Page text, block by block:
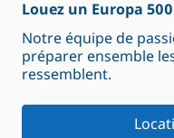
Louez un Europa 500
Notre équipe de
préparer ensemble
ressemblent.